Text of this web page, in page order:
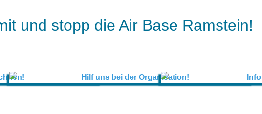
und stopp die Air Base Ramstein!